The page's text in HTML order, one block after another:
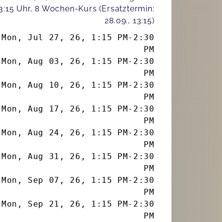
Uhr, 8 Wochen-Kurs (Ersatztermin:
28.09., 13:15)
Mon, Jul 27, 26 , 1:15 PM- 2:30
PM
Mon, Aug 03, 26 , 1:15 PM- 2:30
PM
Mon, Aug 10, 26 , 1:15 PM- 2:30
PM
Mon, Aug 17, 26 , 1:15 PM- 2:30
PM
Mon, Aug 24, 26 , 1:15 PM- 2:30
PM
Mon, Aug 31, 26 , 1:15 PM- 2:30
PM
Mon, Sep 07, 26 , 1:15 PM- 2:30
PM
Mon, Sep 21, 26 , 1:15 PM- 2:30
PM